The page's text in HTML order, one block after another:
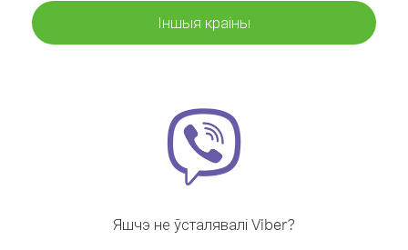
Іншыя краіны
Яшчэ не ўсталявалі Viber?